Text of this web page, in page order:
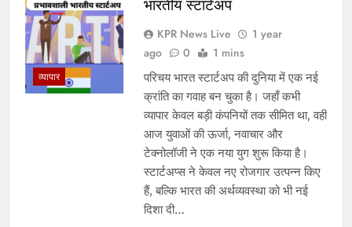
व्यापार
भारतीय स्टार्टअप
KPR News Live
1 year
ago
0 1 mins
परिचय भारत स्टार्टअप की दुनिया में एक नई
क्रांति का गवाह बन चुका है। जहाँ कभी
व्यापार केवल बड़ी कंपनियों तक सीमित था, वहीं
आज युवाओं की ऊर्जा, नवाचार और
टेक्नोलॉजी ने एक नया युग शुरू किया है।
स्टार्टअप्स ने केवल नए रोजगार उत्पन्न किए
हैं, बल्कि भारत की अर्थव्यवस्था को भी नई
दिशा दी…